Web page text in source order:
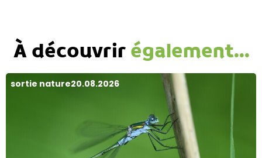
À découvrirégalement...
sortie nature20.08.2026